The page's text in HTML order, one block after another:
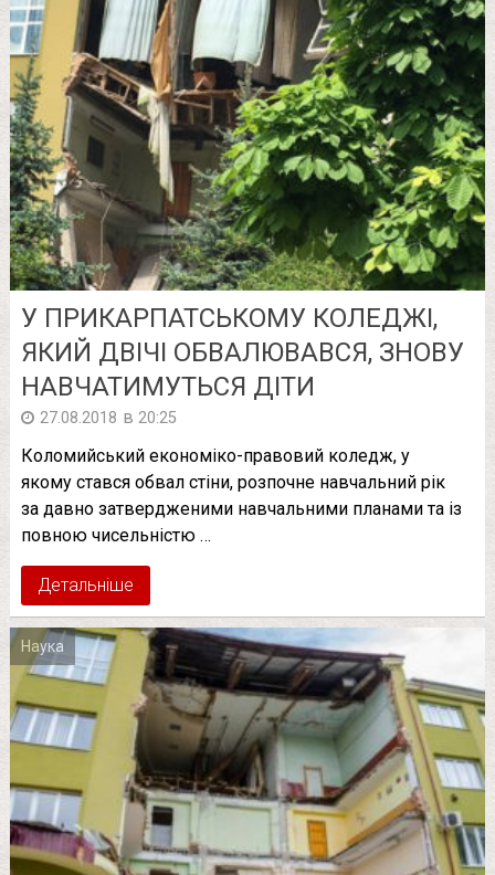
У ПРИКАРПАТСЬКОМУ КОЛЕДЖІ,
ЯКИЙ ДВІЧІ ОБВАЛЮВАВСЯ, ЗНОВУ
НАВЧАТИМУТЬСЯ ДІТИ
27.08.2018 в 20:25
Коломийський економіко-правовий коледж, у
якому стався обвал стіни, розпочне навчальний рік
за давно затвердженими навчальними планами та із
повною чисельністю …
Детальніше
Наука